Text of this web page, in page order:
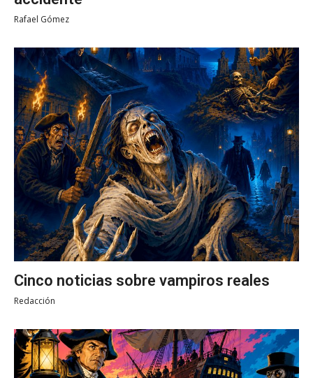
Rafael Gómez
Cinco noticias sobre vampiros reales
Redacción